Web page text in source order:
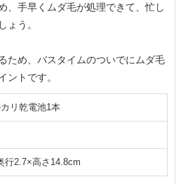
、手早くムダ毛が処理できて、忙し
ょう。
ため、バスタイムのついでにムダ毛
ントです。
リ乾電池1本
行2.7×高さ14.8cm